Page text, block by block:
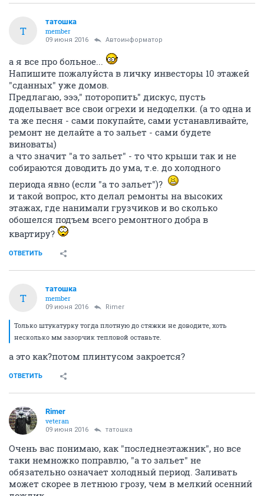
Т
татошка
member
09 июня 2016 Автоинформатор
а я все про больное...
Напишите пожалуйста в личку инвесторы 10 этажей
"сданных" уже домов.
Предлагаю, эээ," поторопить" дискус, пусть
доделывает все свои огрехи и недоделки. (а то одна и
та же песня - сами покупайте, сами устанавливайте,
ремонт не делайте а то зальет - сами будете
виноваты)
а что значит "а то зальет" - то что крыши так и не
собираются доводить до ума, т.е. до холодного
периода явно (если "а то зальет")?
и такой вопрос, кто делал ремонты на высоких
этажах, где нанимали грузчиков и во сколько
обошелся подъем всего ремонтного добра в
квартиру?
ОТВЕТИТЬ
Т
татошка
member
09 июня 2016 Rimer
Только штукатурку тогда плотную до стяжки не доводите, хоть
несколько мм зазорчик тепловой оставьте.
а это как?потом плинтусом закроется?
ОТВЕТИТЬ
Rimer
veteran
09 июня 2016 татошка
Очень вас понимаю, как "последнеэтажник", но все
таки немножко поправлю, "а то зальет" не
обязательно означает холодный период. Заливать
может скорее в летнюю грозу, чем в мелкий осенний